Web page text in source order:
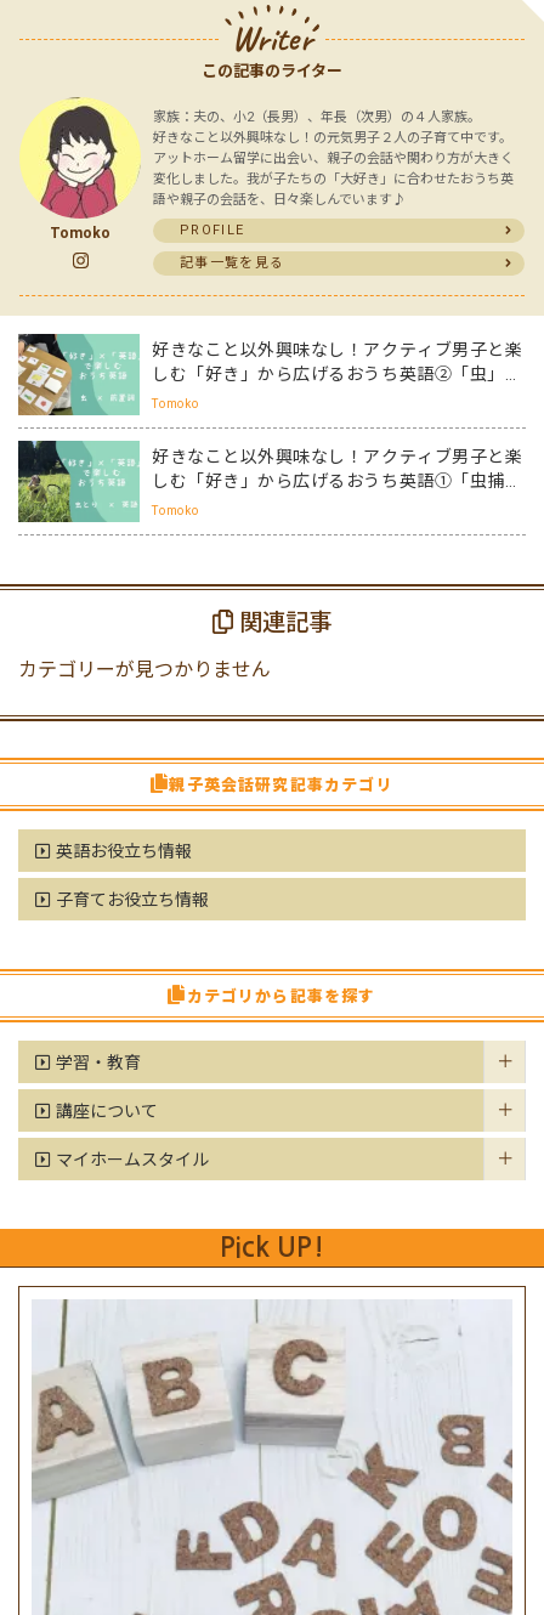
Writer
この記事のライター
Tomoko
家族：夫の、小2（長男）、年長（次男）の４人家族。
好きなこと以外興味なし！の元気男子２人の子育て中です。
アットホーム留学に出会い、親子の会話や関わり方が大きく
変化しました。我が子たちの「大好き」に合わせたおうち英
語や親子の会話を、日々楽しんでいます♪
PROFILE
記事一覧を見る
好きなこと以外興味なし！アクティブ男子と楽
しむ「好き」から広げるおうち英語②「虫」
×「前置詞」
Tomoko
好きなこと以外興味なし！アクティブ男子と楽
しむ「好き」から広げるおうち英語①「虫捕
り」×「英語」
Tomoko
関連記事
カテゴリーが見つかりません
親子英会話研究記事カテゴリ
英語お役立ち情報
子育てお役立ち情報
カテゴリから記事を探す
学習・教育
講座について
マイホームスタイル
Pick UP!